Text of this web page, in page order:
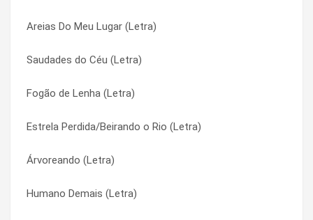
Areias Do Meu Lugar (Letra)
Saudades do Céu (Letra)
Fogão de Lenha (Letra)
Estrela Perdida/Beirando o Rio (Letra)
Árvoreando (Letra)
Humano Demais (Letra)
Mágoa de Boiadeiro (Letra)
Luz Divina (Letra)
Lugares (Letra)
Lugar Pra Ser Feliz (Letra)
Luar do Sertão (Letra)
Lindas Tardes (Letra)
Não Estou Sozinho (Letra)
Não Estou Sozinho (Letra)
Não Foi Tua Culpa (Letra)
Não Foi Tua Culpa (Letra)
Não Mais Sucederá (Letra)
Não Mais Sucederá (Letra)